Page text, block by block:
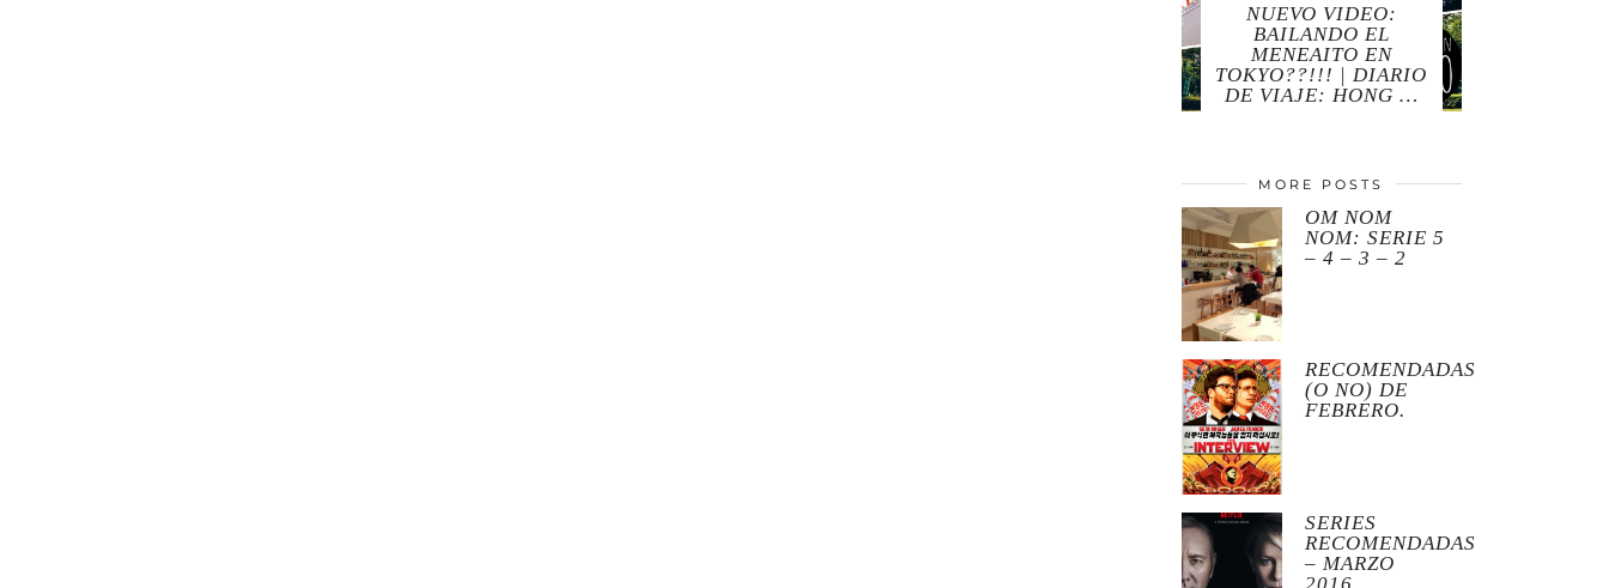
NUEVO VIDEO:
BAILANDO EL
MENEAITO EN
TOKYO??!!! | DIARIO
DE VIAJE: HONG …
MORE POSTS
OM NOM
NOM: SERIE 5
– 4 – 3 – 2
RECOMENDADAS
(O NO) DE
FEBRERO.
SERIES
RECOMENDADAS
– MARZO
2016.